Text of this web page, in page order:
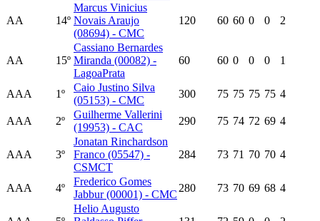
AA 14º
Marcus Vinicius
Novais Araujo
(08694) - CMC
120 60 60 0 0 2
AA 15º
Cassiano Bernardes
Miranda (00082) -
LagoaPrata
60 60 0 0 0 1
AAA 1º
Caio Justino Silva
(05153) - CMC
300 75 75 75 75 4
AAA 2º
Guilherme Vallerini
(19953) - CAC
290 75 74 72 69 4
AAA 3º
Jonatan Rinchardson
Franco (05547) -
CSMCT
284 73 71 70 70 4
AAA 4º
Frederico Gomes
Jabbur (00001) - CMC
280 73 70 69 68 4
Helio Augusto